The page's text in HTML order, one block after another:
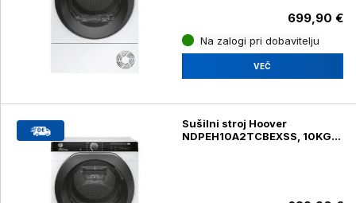
699,90 €
Na zalogi pri dobavitelju
VEČ
Sušilni stroj Hoover
NDPEH10A2TCBEXSS, 10KG,